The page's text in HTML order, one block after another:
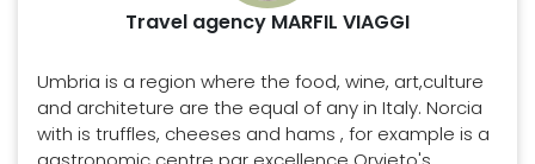
Travel agency MARFIL VIAGGI
Umbria is a region where the food, wine, art,culture
and architeture are the equal of any in Italy. Norcia
with is truffles, cheeses and hams , for example is a